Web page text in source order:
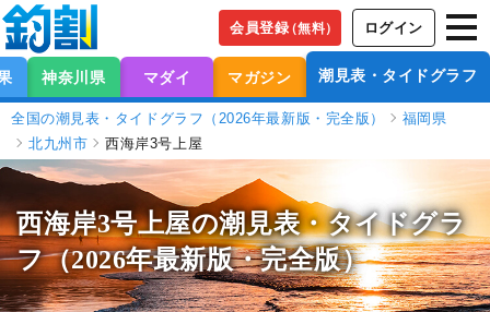
会員登録（無料） ログイン
神奈川県 マダイ マガジン 潮見表・タイドグラフ
全国の潮見表・タイドグラフ（2026年最新版・完全版）
福岡県
北九州市
西海岸3号上屋
西海岸3号上屋の潮見表・タイドグラ
フ（2026年最新版・完全版）